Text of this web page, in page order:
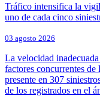
Tráfico intensifica la
uno de cada cinco
03 agosto 2026
La velocidad
factores concurrentes
presente en 307
de los registrados en el